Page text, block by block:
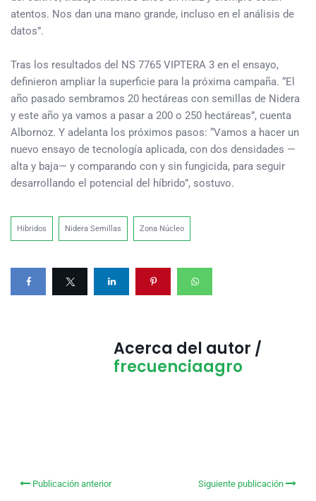
atentos. Nos dan una mano grande, incluso en el análisis de
datos”.
Tras los resultados del NS 7765 VIPTERA 3 en el ensayo,
definieron ampliar la superficie para la próxima campaña. “El
año pasado sembramos 20 hectáreas con semillas de Nidera
y este año ya vamos a pasar a 200 o 250 hectáreas”, cuenta
Albornoz. Y adelanta los próximos pasos: “Vamos a hacer un
nuevo ensayo de tecnología aplicada, con dos densidades —
alta y baja— y comparando con y sin fungicida, para seguir
desarrollando el potencial del híbrido”, sostuvo.
Hibridos Nidera Semillas Zona Núcleo
Acerca del autor /
frecuenciaagro
Publicación anterior Siguiente publicación